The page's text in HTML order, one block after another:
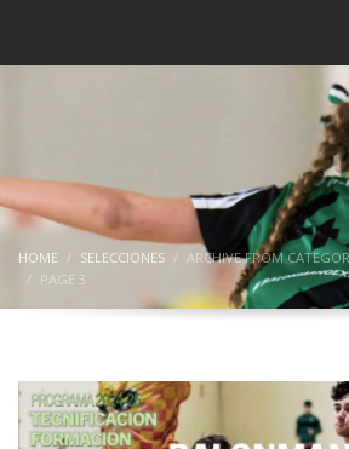
HOME SELECCIONES
ARCHIVE FROM
PAGE 3
Category: Selecciones